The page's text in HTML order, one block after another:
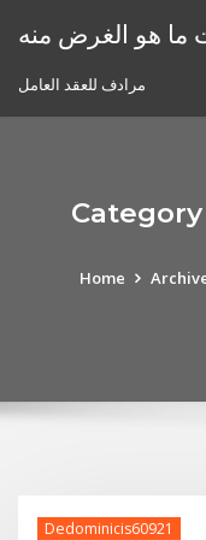
هو الغرض منه
مرادف للعقد العامل
Home
Dedominicis60921